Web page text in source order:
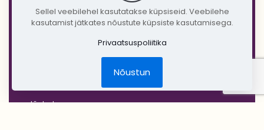
'BLACK'
'SILVER'
Jõulud
Sellel veebilehel kasutatakse küpsiseid. Veebilehe
kasutamist jätkates nõustute küpsiste kasutamisega.
Privaatsuspoliitika
Nõustun